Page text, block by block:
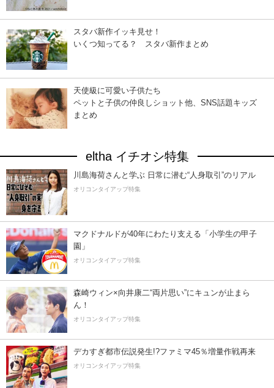
スタバ新作イッキ見せ！
いくつ知ってる？ スタバ新作まとめ
天使級に可愛い子供たち
ペットと子供の仲良しショット他、SNS話題キッズ
まとめ
eltha イチオシ特集
川島海荷さんと学ぶ 日常に潜む“人身取引”のリアル
オリコンタイアップ特集
マクドナルドが40年にわたり支える「小学生の甲子
園」
オリコンタイアップ特集
森崎ウィン×向井康二“両片思い”にキュンが止まら
ん！
オリコンタイアップ特集
デカすぎ都市伝説発生!?ファミマ45％増量作戦再来
オリコンタイアップ特集